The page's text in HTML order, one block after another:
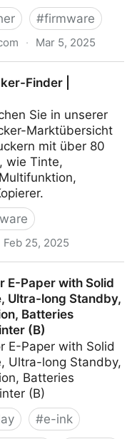
#firmware
· Mar 5, 2025
Finder |
Sie in unserer
Marktübersicht
mit über 80
wie Tinte,
Feb 25, 2025
E-Paper with Solid
Ultra-long Standby,
Batteries
(B)
E-Paper with Solid
Ultra-long Standby,
Batteries
(B)
#e-ink